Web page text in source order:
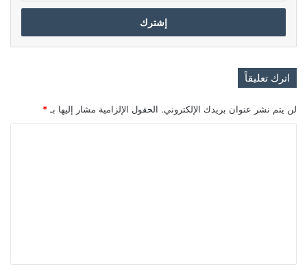
الإلكتروني
اترك تعليقاً
لن يتم نشر عنوان بريدك الإلكتروني. الحقول الإلزامية مشار إليها بـ *